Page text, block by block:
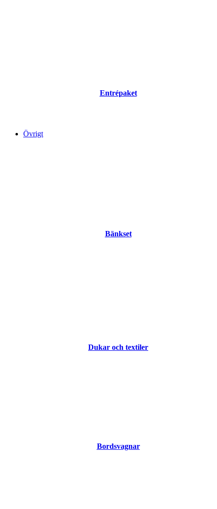
Entrépaket
Övrigt
Bänkset
Dukar och textiler
Bordsvagnar